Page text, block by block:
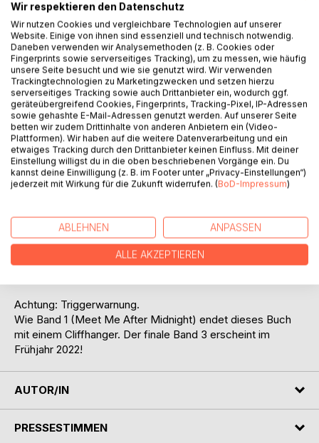
Zum Buch:
Während sie gegen ihren Willen festgehalten wird, erlebt
Leah Hayle Dinge, die keinem Menschen jemals
widerfahren sollten. Als es ihr unter den wildesten
Umständen gelingt, sich aus den Fängen ihres Entführers
zu befreien, will sie einfach nur vergessen. Dafür müssen
einige Glaubenssätze neu geschrieben werden - mit
ungeahnten Folgen. Ihr Licht in der Dunkelheit: Jonah, der
mithilfe seines Bruders Damien einen neuen Deal mit Clan-
Anführer Calvin aushandelt.
Wahrheit über ihre Herkunft zu verraten, während er im
Kampf gegen die Edens nicht nur einmal alles für seine
große Liebe riskiert...
Achtung: Triggerwarnung.
Wie Band 1 (Meet Me After Midnight) endet dieses Buch
mit einem Cliffhanger. Der finale Band 3 erscheint im
Frühjahr 2022!
AUTOR/IN
PRESSESTIMMEN
Wir respektieren den Datenschutz
Wir nutzen Cookies und vergleichbare Technologien auf unserer
Website. Einige von ihnen sind essenziell und technisch notwendig.
Daneben verwenden wir Analysemethoden (z. B. Cookies oder
Fingerprints sowie serverseitiges Tracking), um zu messen, wie häufig
unsere Seite besucht und wie sie genutzt wird. Wir verwenden
Trackingtechnologien zu Marketingzwecken und setzen hierzu
serverseitiges Tracking sowie auch Drittanbieter ein, wodurch ggf.
geräteübergreifend Cookies, Fingerprints, Tracking-Pixel, IP-Adressen
sowie gehashte E-Mail-Adressen genutzt werden. Auf unserer Seite
betten wir zudem Drittinhalte von anderen Anbietern ein (Video-
Plattformen). Wir haben auf die weitere Datenverarbeitung und ein
etwaiges Tracking durch den Drittanbieter keinen Einfluss. Mit deiner
Einstellung willigst du in die oben beschriebenen Vorgänge ein. Du
kannst deine Einwilligung (z. B. im Footer unter „Privacy-Einstellungen“)
jederzeit mit Wirkung für die Zukunft widerrufen. (BoD-Impressum)
ABLEHNEN ANPASSEN
ALLE AKZEPTIEREN